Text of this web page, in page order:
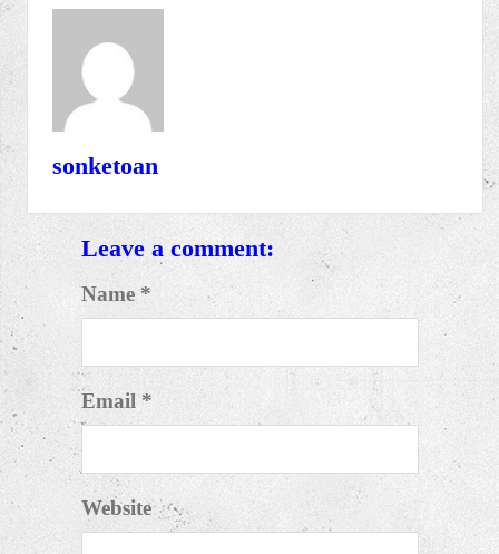
Kinh Doanh
AUG 16, 2017 / BYSONKETOAN
ABOUT THE AUTHOR
sonketoan